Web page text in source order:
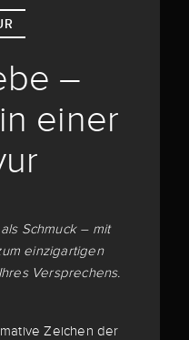
–
einer
Schmuck – mit
einzigartigen
Versprechens.
Zeichen der